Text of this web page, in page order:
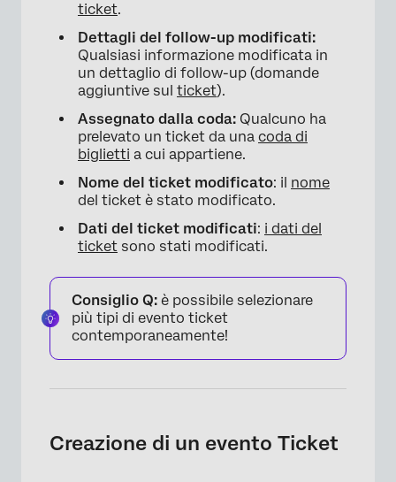
ticket.
Dettagli del follow-up modificati:
Qualsiasi informazione modificata in
un dettaglio di follow-up (domande
aggiuntive sul ticket).
Assegnato dalla coda: Qualcuno ha
prelevato un ticket da una coda di
biglietti a cui appartiene.
Nome del ticket modificato: il nome
del ticket è stato modificato.
Dati del ticket modificati: i dati del
ticket sono stati modificati.
Consiglio Q: è possibile selezionare
più tipi di evento ticket
contemporaneamente!
Creazione di un evento Ticket